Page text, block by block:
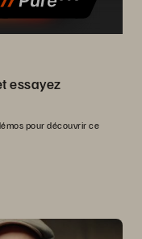
essayez
pour découvrir ce